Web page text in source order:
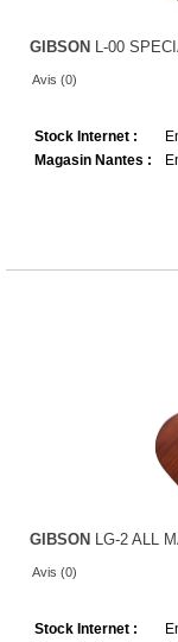
GIBSON L-00
Avis (0)
Stock Internet :
Magasin Nantes :
GIBSON LG-2 ALL
Avis (0)
Stock Internet :